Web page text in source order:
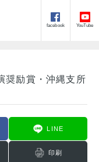
facebook YouTube
励賞・沖縄支所
LINE
印刷